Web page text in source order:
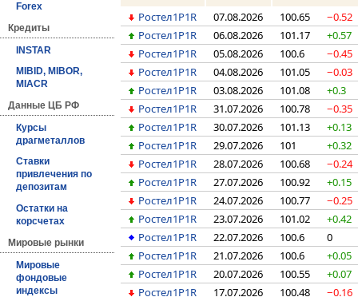
Forex
Кредиты
INSTAR
MIBID, MIBOR,
MIACR
Данные ЦБ РФ
Курсы
драгметаллов
Ставки
привлечения по
депозитам
Остатки на
корсчетах
Мировые рынки
Мировые
фондовые
индексы
Ростел1P1R 07.08.2026 100.65
−0.52
Ростел1P1R
06.08.2026 101.17
+0.57
Ростел1P1R
05.08.2026 100.6
−0.45
Ростел1P1R
04.08.2026 101.05
−0.03
Ростел1P1R
03.08.2026 101.08
+0.3
Ростел1P1R
31.07.2026 100.78
−0.35
Ростел1P1R
30.07.2026 101.13
+0.13
Ростел1P1R
29.07.2026 101
+0.32
Ростел1P1R
28.07.2026 100.68
−0.24
Ростел1P1R
27.07.2026 100.92
+0.15
Ростел1P1R
24.07.2026 100.77
−0.25
Ростел1P1R
23.07.2026 101.02
+0.42
Ростел1P1R
22.07.2026 100.6
0
Ростел1P1R
21.07.2026 100.6
+0.05
Ростел1P1R
20.07.2026 100.55
+0.07
Ростел1P1R
17.07.2026 100.48
−0.16